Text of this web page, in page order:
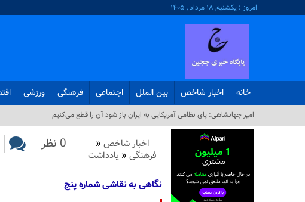
امروز : یکشنبه, ۱۸ مرداد , ۱۴۰۵
خانه اخبار شاخص بین الملل اجتماعی فرهنگی ورزشی
امیر جهانشاهی: پای نظامی آمریکایی به ایران باز شود آن را قطع می‌کنیم_
اخبار شاخص «
فرهنگی « یادداشت
0 نظر
نگاهی به نقاشی شماره پنج